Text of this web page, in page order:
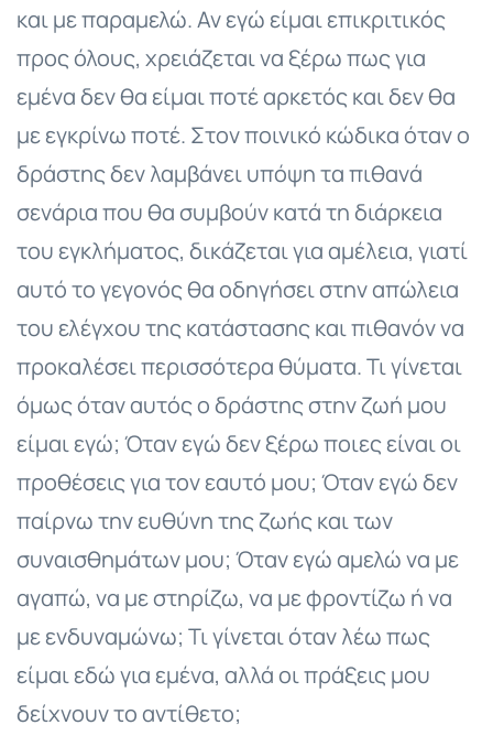
και με παραμελώ. Αν εγώ είμαι επικριτικός
προς όλους, χρειάζεται να ξέρω πως για
εμένα δεν θα είμαι ποτέ αρκετός και δεν θα
με εγκρίνω ποτέ. Στον ποινικό κώδικα όταν ο
δράστης δεν λαμβάνει υπόψη τα πιθανά
σενάρια που θα συμβούν κατά τη διάρκεια
του εγκλήματος, δικάζεται για αμέλεια, γιατί
αυτό το γεγονός θα οδηγήσει στην απώλεια
του ελέγχου της κατάστασης και πιθανόν να
προκαλέσει περισσότερα θύματα. Τι γίνεται
όμως όταν αυτός ο δράστης στην ζωή μου
είμαι εγώ; Όταν εγώ δεν ξέρω ποιες είναι οι
προθέσεις για τον εαυτό μου; Όταν εγώ δεν
παίρνω την ευθύνη της ζωής και των
συναισθημάτων μου; Όταν εγώ αμελώ να με
αγαπώ, να με στηρίζω, να με φροντίζω ή να
με ενδυναμώνω; Τι γίνεται όταν λέω πως
είμαι εδώ για εμένα, αλλά οι πράξεις μου
δείχνουν το αντίθετο;